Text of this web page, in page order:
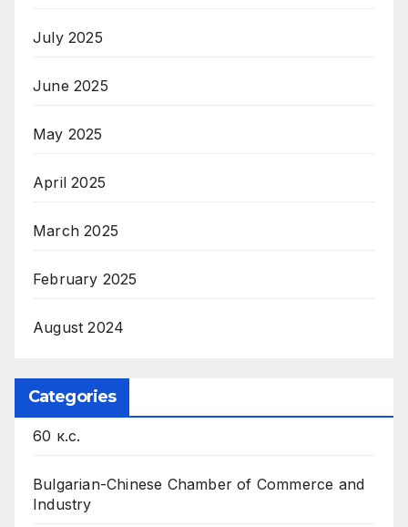
July 2025
June 2025
May 2025
April 2025
March 2025
February 2025
August 2024
Categories
60 к.с.
Bulgarian-Chinese Chamber of Commerce and
Industry